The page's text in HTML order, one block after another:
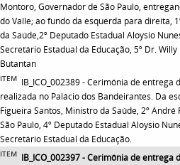
Montoro, Governador de São Paulo,
do Valle; ao fundo da esquerda para direita,
da Saúde,2º Deputado Estadual Aloysio
Secretário Estadual da Educação, 5º Dr.
Butantan
ITEM IB_ICO_002389 - Cerimônia de entrega
realizada no Palácio dos Bandeirantes. Da
Figueira Santos, Ministro da Saúde, 2º
São Paulo, 4º Deputado Estadual Aloysio
Secretário Estadual da Educação.
ITEM IB_ICO_002397 - Cerimônia de entrega